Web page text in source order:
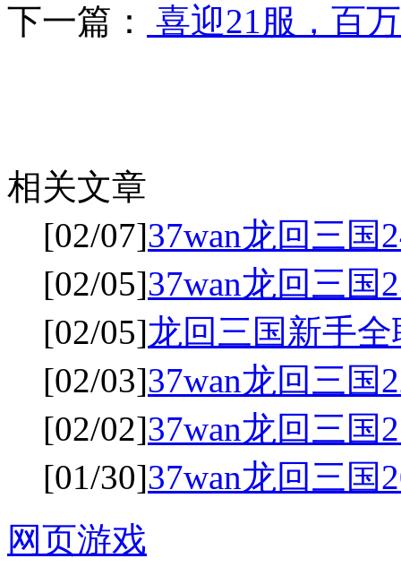
下一篇：
喜迎21服，百
相关文章
[02/07]37wan龙回三国
[02/05]37wan龙回三国
[02/05]龙回三国新手
[02/03]37wan龙回三国
[02/02]37wan龙回三国
[01/30]37wan龙回三国
网页游戏